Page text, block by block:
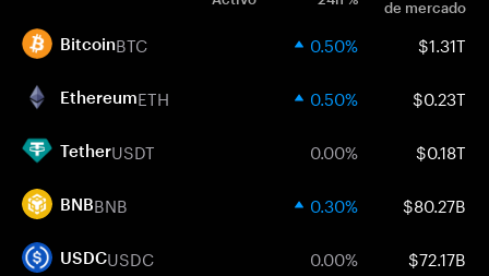
de mercado
BitcoinBTC 0.50% $1.31T
EthereumETH 0.50% $0.23T
TetherUSDT 0.00% $0.18T
BNBBNB 0.30% $80.27B
USDCUSDC 0.00% $72.17B